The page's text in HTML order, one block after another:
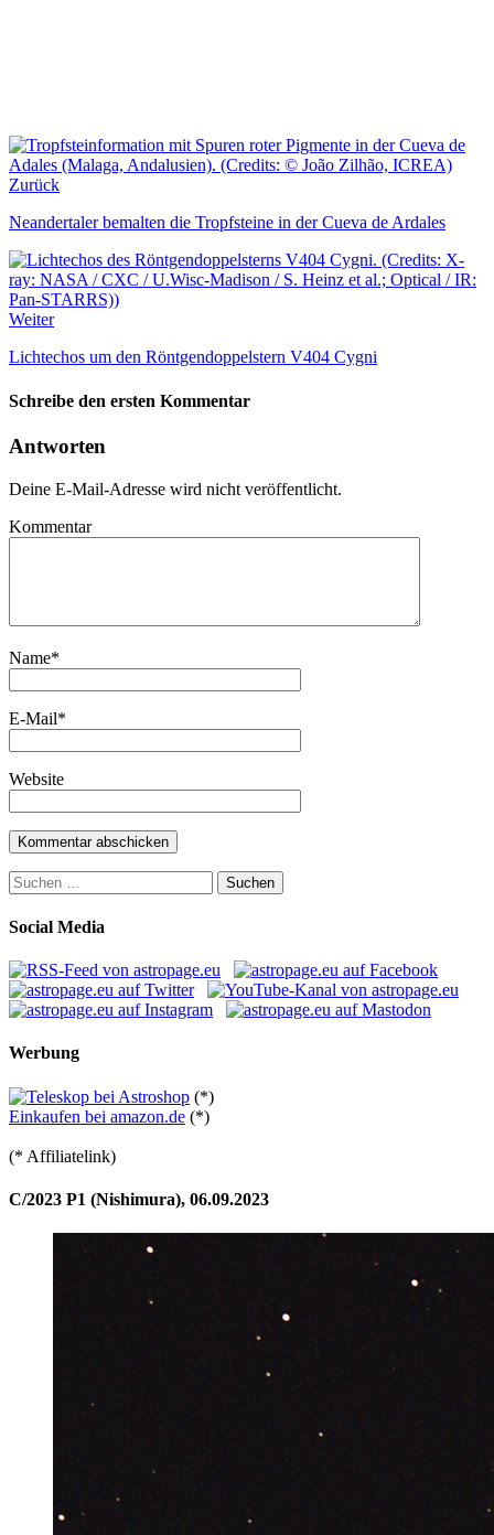
Zurück
Neandertaler bemalten die Tropfsteine in der Cueva de Ardales
Weiter
Lichtechos um den Röntgendoppelstern V404 Cygni
Schreibe den ersten Kommentar
Antworten
Deine E-Mail-Adresse wird nicht veröffentlicht.
Kommentar
Name*
E-Mail*
Website
Suchen
nach:
Social Media
Werbung
(*)
Einkaufen bei amazon.de (*)
(* Affiliatelink)
C/2023 P1 (Nishimura), 06.09.2023